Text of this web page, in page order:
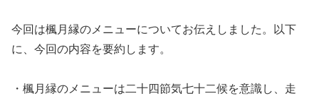
今回は楓月縁のメニューについてお伝えしました。以下
に、今回の内容を要約します。
・楓月縁のメニューは二十四節気七十二候を意識し、走